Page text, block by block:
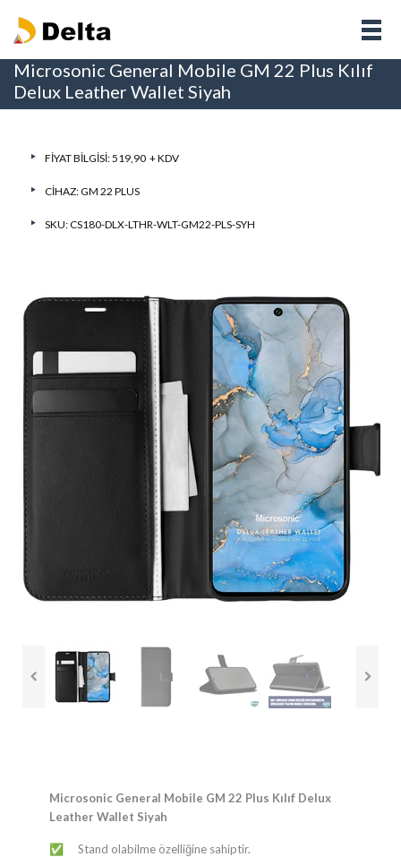
Microsonic General Mobile GM 22 Plus Kılıf
Delux Leather Wallet Siyah
FIYAT BILGISI: 519,90 + KDV
CIHAZ:GM 22 PLUS
SKU: CS180-DLX-LTHR-WLT-GM22-PLS-SYH
Microsonic General Mobile GM 22 Plus Kılıf Delux
Leather Wallet Siyah
✅ Stand olabilme özelliğine sahiptir.